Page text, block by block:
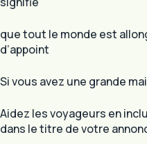
que tout le monde est
d’appoint
Si vous avez une grande
Aidez les voyageurs en
dans le titre de votre